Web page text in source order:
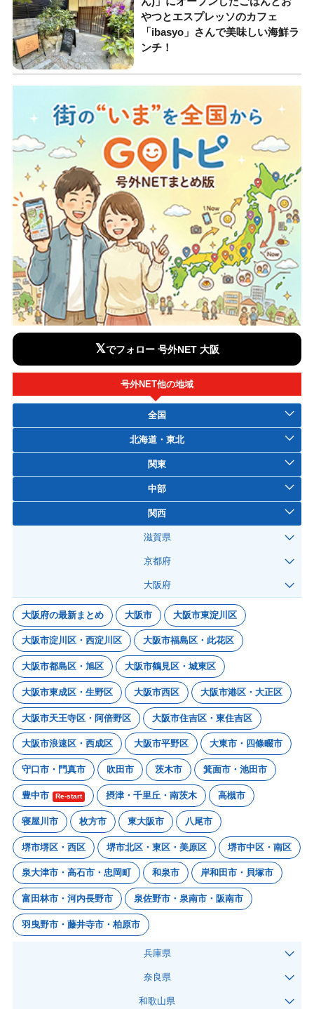
やつとエスプレッソのカフェ
「ibasyo」さんで美味しい海鮮ラ
ンチ！
𝕏でフォロー 号外NET 大阪
号外NET他の地域
全国
北海道・東北
関東
中部
関西
滋賀県
京都府
大阪府
大阪府の最新まとめ 大阪市 大阪市東淀川区
大阪市淀川区・西淀川区 大阪市福島区・此花区
大阪市都島区・旭区 大阪市鶴見区・城東区
大阪市東成区・生野区 大阪市西区 大阪市港区・大正区
大阪市天王寺区・阿倍野区 大阪市住吉区・東住吉区
大阪市浪速区・西成区 大阪市平野区 大東市・四條畷市
守口市・門真市 吹田市 茨木市 箕面市・池田市
豊中市 Re-start 摂津・千里丘・南茨木 高槻市
寝屋川市 枚方市 東大阪市 八尾市
堺市堺区・西区 堺市北区・東区・美原区 堺市中区・南区
泉大津市・高石市・忠岡町 和泉市 岸和田市・貝塚市
富田林市・河内長野市 泉佐野市・泉南市・阪南市
羽曳野市・藤井寺市・柏原市
兵庫県
奈良県
和歌山県